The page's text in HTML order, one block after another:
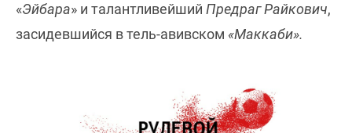
«Эйбара» и талантливейший Предраг Райкович,
засидевшийся в тель-авивском «Маккаби».